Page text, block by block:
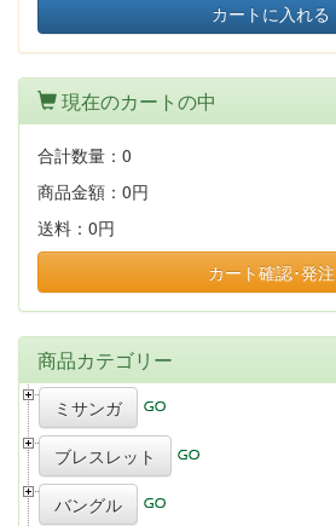
カートに入れる
現在のカートの中
合計数量： 0
商品金額： 0円
送料： 0円
カート確認･発注
商品カテゴリー
ミサンガ
ブレスレット
バングル